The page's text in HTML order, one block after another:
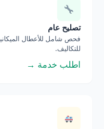
تصليح عام
فحص شامل للأعطال
للتكاليف.
اطلب خدمة →